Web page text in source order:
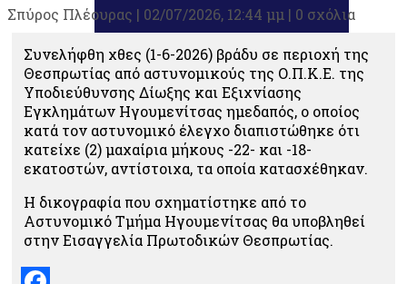
Σπύρος Πλέουρας | 02/07/2026, 12:44 μμ | 0 σχόλια
Συνελήφθη χθες (1-6-2026) βράδυ σε περιοχή της
Θεσπρωτίας από αστυνομικούς της Ο.Π.Κ.Ε. της
Υποδιεύθυνσης Δίωξης και Εξιχνίασης
Εγκλημάτων Ηγουμενίτσας ημεδαπός, ο οποίος
κατά τον αστυνομικό έλεγχο διαπιστώθηκε ότι
κατείχε (2) μαχαίρια μήκους -22- και -18-
εκατοστών, αντίστοιχα, τα οποία κατασχέθηκαν.
Η δικογραφία που σχηματίστηκε από το
Αστυνομικό Τμήμα Ηγουμενίτσας θα υποβληθεί
στην Εισαγγελία Πρωτοδικών Θεσπρωτίας.